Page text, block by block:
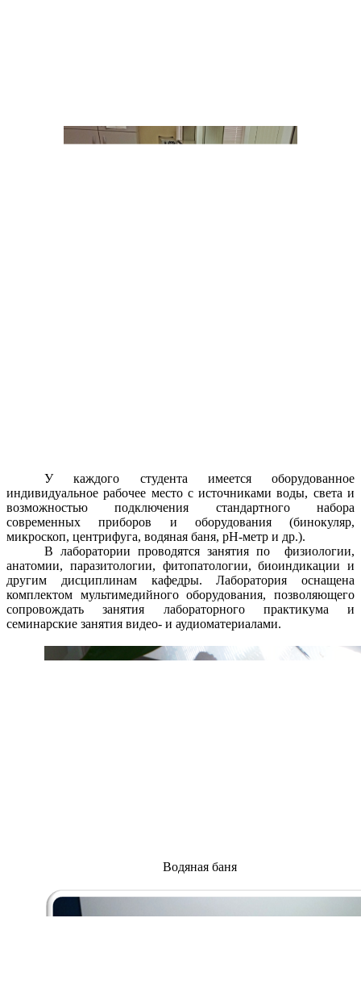
У каждого студента имеется оборудованное
индивидуальное рабочее место с источниками воды, света и
возможностью подключения стандартного набора
современных приборов и оборудования (бинокуляр,
микроскоп, центрифуга, водяная баня, pH-метр и др.).
В лаборатории проводятся занятия по физиологии,
анатомии, паразитологии, фитопатологии, биоиндикации и
другим дисциплинам кафедры. Лаборатория оснащена
комплектом мультимедийного оборудования, позволяющего
сопровождать занятия лабораторного практикума и
семинарские занятия видео- и аудиоматериалами.
Водяная баня